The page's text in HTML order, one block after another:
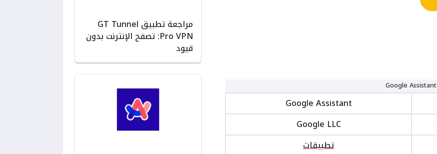
مراجعة تطبيق GT Tunnel
Pro VPN: تصفح الإنترنت بدون
قيود
Google Assistant
Google Assistant
Google LLC
تطبيقات